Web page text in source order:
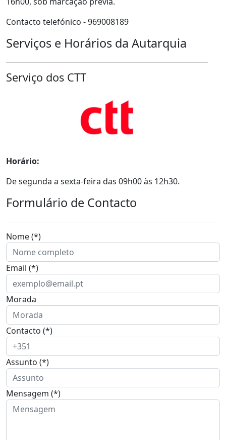
Contacto telefónico - 969008189
Serviços e Horários da Autarquia
Serviço dos CTT
Horário:
De segunda a sexta-feira das 09h00 às 12h30.
Formulário de Contacto
Nome (*)
Email (*)
Morada
Contacto (*)
Assunto (*)
Mensagem (*)